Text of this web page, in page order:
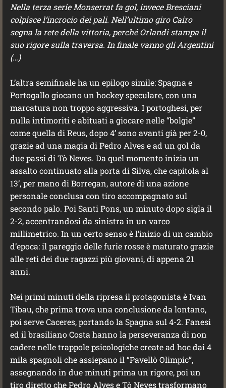
Nella terza serie Monserrat fa gol, invece Bresciani
colpisce l’incrocio dei pali. Nell’ultimo giro Cairo
segna la rete della vittoria, perché Orlandi stampa il
suo rigore sulla traversa. In finale vanno gli Argentini
(…)
L’altra semifinale ha un epilogo simile: Spagna e
Portogallo giocano un hockey speculare, con una
marcatura non troppo aggressiva. I portoghesi, per
nulla intimoriti e abituati a giocare nelle “bolgie”
come quella di Reus, dopo 4’ sono avanti già per 2-0,
grazie ad una magia di Pedro Alves e ad un gol da
due passi di Tò Neves. Da quel momento inizia un
assalto continuato alla porta di Silva, che capitola al
13’, per mano di Borregan, autore di una azione
personale conclusa con tiro accompagnato sul
secondo palo. Poi Santi Pons, un minuto dopo sigla il
2-2, accentrandosi da sinistra in un varco
millimetrico. In un certo senso è l’inizio di un cambio
d’epoca: il pareggio delle furie rosse è maturato grazie
alle reti dei due ragazzi più giovani, di appena 21
anni.
Nei primi minuti della ripresa il protagonista è Ivan
Tibau, che prima trova una conclusione da lontano,
poi serve Caceres, portando la Spagna sul 4-2. Fanesi
ed il brasiliano Costa hanno la perseveranza di non
cadere nelle trappole psicologiche create ad hoc dai 4
mila spagnoli che assiepano il “Pavellò Olimpic”,
assegnando in due minuti prima un rigore, poi un
tiro diretto che Pedro Alves e Tò Neves trasformano